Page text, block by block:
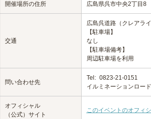
開催場所の住所 広島県呉市中央2丁目8
交通
広島呉道路（クレアラ
【駐車場】
なし
【駐車場備考】
周辺駐車場を利用
問い合わせ先
Tel: 0823-21-0151
イルミネーションロー
オフィシャル
（公式）サイト
このイベントのオフィ